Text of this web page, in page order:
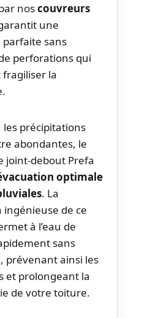
noscouvreurs
une
sans
perforations qui
la
les précipitations
abondantes, le
joint-debout Prefa
optimale
. La
ingénieuse de ce
à l’eau de
sans
prévenant ainsi les
et prolongeant la
de votre toiture.